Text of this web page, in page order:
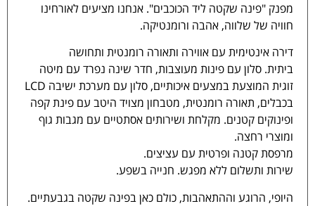
מפנק "פינה שקטה ליד הכוכבים". אנחנו מציעים לאורחינו
חוויה של שלווה, אהבה ורומנטיקה.
דירה אינטימית עם אווירה ותאורה רומנטית ותחושה
ביתית. סלון עם פינות מעוצבות, חדר שינה נפרד עם מיטה
זוגית המוצעת במצעים איכותיים, סלון עם מערכת ישיבה LCD
בכבלים, תאורה רומנטית, מטבחון מצויד היטב עם פינת קפה
ופינוקים קטנים. מקלחת ושירותים אסתטיים עם מגבות גוף
ומוצרי רחצה.
מרפסת קטנה ופרטית עם עציצים.
שירות ותשלום ללא מפגש. חנייה בשפע.
היופי, הרוגע וההתאהבות, כולם כאן בפינה שקטה בגבעתיים.